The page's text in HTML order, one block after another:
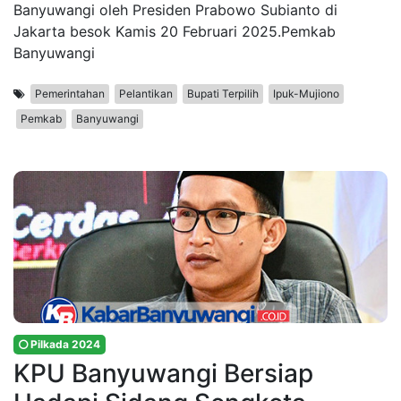
Banyuwangi oleh Presiden Prabowo Subianto di
Jakarta besok Kamis 20 Februari 2025.Pemkab
Banyuwangi
Pemerintahan Pelantikan Bupati Terpilih
Ipuk-Mujiono
Pemkab
Banyuwangi
Pilkada 2024
KPU Banyuwangi Bersiap